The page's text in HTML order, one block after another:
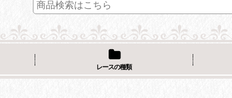
レースの種類